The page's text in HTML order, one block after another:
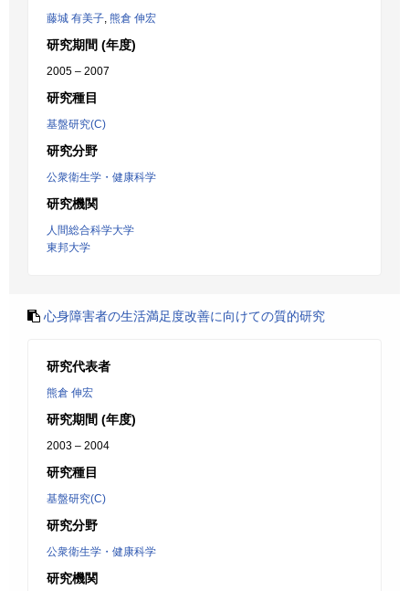
藤城 有美子, 熊倉 伸宏
研究期間 (年度)
2005 – 2007
研究種目
基盤研究(C)
研究分野
公衆衛生学・健康科学
研究機関
人間総合科学大学
東邦大学
心身障害者の生活満足度改善に向けての質的研究
研究代表者
熊倉 伸宏
研究期間 (年度)
2003 – 2004
研究種目
基盤研究(C)
研究分野
公衆衛生学・健康科学
研究機関